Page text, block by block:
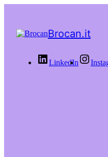
Brocan.it
LinkedIn